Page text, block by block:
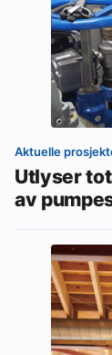
Aktuelle
Utlyser
av